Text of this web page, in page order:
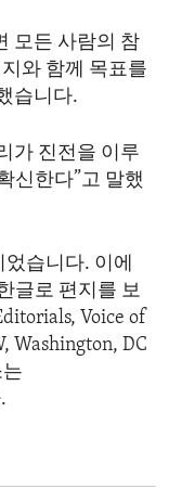
모든 사람의 참
와 함께 목표를
습니다.
가 진전을 이루
신한다”고 말했
습니다. 이에
글로 편지를 보
Voice of
Washington, DC